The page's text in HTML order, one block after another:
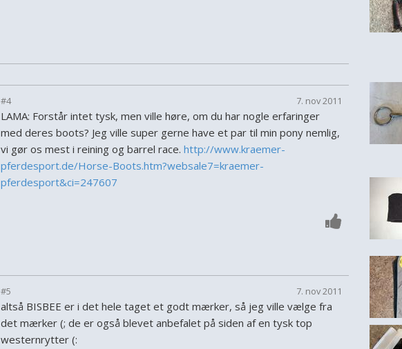
#4 7. nov 2011
LAMA: Forstår intet tysk, men ville høre, om du har nogle erfaringer
med deres boots? Jeg ville super gerne have et par til min pony nemlig,
vi gør os mest i reining og barrel race. http://www.kraemer-
pferdesport.de/Horse-Boots.htm?websale7=kraemer-
pferdesport&ci=247607
#5 7. nov 2011
altså BISBEE er i det hele taget et godt mærker, så jeg ville vælge fra
det mærker (; de er også blevet anbefalet på siden af en tysk top
westernrytter (: